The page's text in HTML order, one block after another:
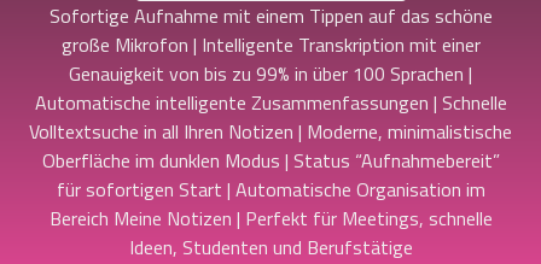
Sofortige Aufnahme mit einem Tippen auf das schöne
große Mikrofon | Intelligente Transkription mit einer
Genauigkeit von bis zu 99% in über 100 Sprachen |
Automatische intelligente Zusammenfassungen | Schnelle
Volltextsuche in all Ihren Notizen | Moderne, minimalistische
Oberfläche im dunklen Modus | Status “Aufnahmebereit”
für sofortigen Start | Automatische Organisation im
Bereich Meine Notizen | Perfekt für Meetings, schnelle
Ideen, Studenten und Berufstätige